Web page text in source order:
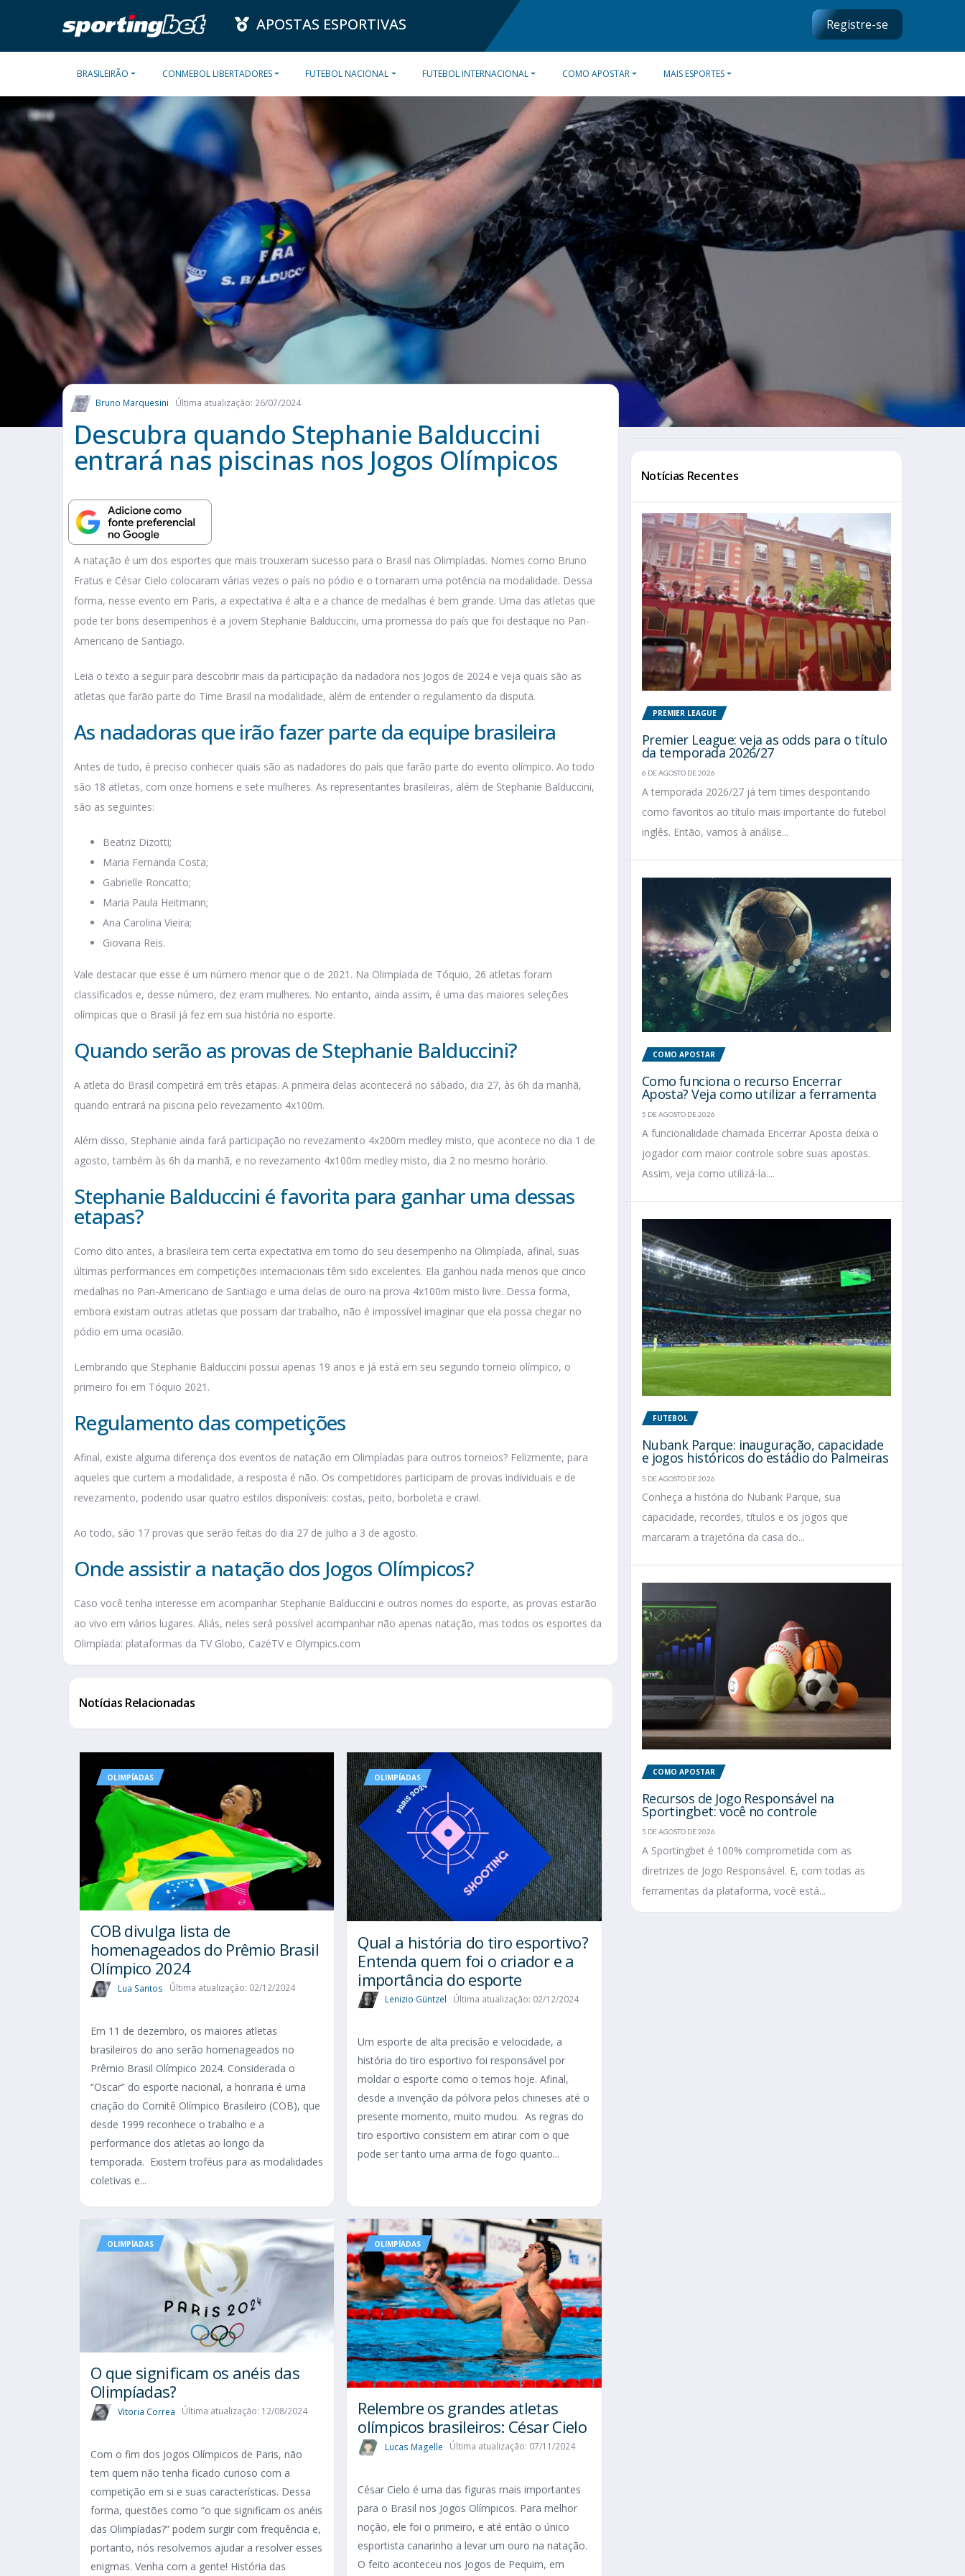
APOSTAS ESPORTIVAS Registre-se
BRASILEIRÃO CONMEBOL LIBERTADORES FUTEBOL NACIONAL FUTEBOL INTERNACIONAL COMO APOSTAR MAIS ESPORTES
Bruno Marquesini Última atualização: 26/07/2024
Descubra quando Stephanie Balduccini
entrará nas piscinas nos Jogos Olímpicos
A natação é um dos esportes que mais trouxeram sucesso para o Brasil nas Olimpíadas. Nomes como Bruno
Fratus e César Cielo colocaram várias vezes o país no pódio e o tornaram uma potência na modalidade. Dessa
forma, nesse evento em Paris, a expectativa é alta e a chance de medalhas é bem grande. Uma das atletas que
pode ter bons desempenhos é a jovem Stephanie Balduccini, uma promessa do país que foi destaque no Pan-
Americano de Santiago.
Leia o texto a seguir para descobrir mais da participação da nadadora nos Jogos de 2024 e veja quais são as
atletas que farão parte do Time Brasil na modalidade, além de entender o regulamento da disputa.
As nadadoras que irão fazer parte da equipe brasileira
Antes de tudo, é preciso conhecer quais são as nadadores do país que farão parte do evento olímpico. Ao todo
são 18 atletas, com onze homens e sete mulheres. As representantes brasileiras, além de Stephanie Balduccini,
são as seguintes:
Beatriz Dizotti;
Maria Fernanda Costa;
Gabrielle Roncatto;
Maria Paula Heitmann;
Ana Carolina Vieira;
Giovana Reis.
Vale destacar que esse é um número menor que o de 2021. Na Olimpíada de Tóquio, 26 atletas foram
classificados e, desse número, dez eram mulheres. No entanto, ainda assim, é uma das maiores seleções
olímpicas que o Brasil já fez em sua história no esporte.
Quando serão as provas de Stephanie Balduccini?
A atleta do Brasil competirá em três etapas. A primeira delas acontecerá no sábado, dia 27, às 6h da manhã,
quando entrará na piscina pelo revezamento 4x100m.
Além disso, Stephanie ainda fará participação no revezamento 4x200m medley misto, que acontece no dia 1 de
agosto, também às 6h da manhã, e no revezamento 4x100m medley misto, dia 2 no mesmo horário.
Stephanie Balduccini é favorita para ganhar uma dessas
etapas?
Como dito antes, a brasileira tem certa expectativa em torno do seu desempenho na Olimpíada, afinal, suas
últimas performances em competições internacionais têm sido excelentes. Ela ganhou nada menos que cinco
medalhas no Pan-Americano de Santiago e uma delas de ouro na prova 4x100m misto livre. Dessa forma,
embora existam outras atletas que possam dar trabalho, não é impossível imaginar que ela possa chegar no
pódio em uma ocasião.
Lembrando que Stephanie Balduccini possui apenas 19 anos e já está em seu segundo torneio olímpico, o
primeiro foi em Tóquio 2021.
Regulamento das competições
Afinal, existe alguma diferença dos eventos de natação em Olimpíadas para outros torneios? Felizmente, para
aqueles que curtem a modalidade, a resposta é não. Os competidores participam de provas individuais e de
revezamento, podendo usar quatro estilos disponíveis: costas, peito, borboleta e crawl.
Ao todo, são 17 provas que serão feitas do dia 27 de julho a 3 de agosto.
Onde assistir a natação dos Jogos Olímpicos?
Caso você tenha interesse em acompanhar Stephanie Balduccini e outros nomes do esporte, as provas estarão
ao vivo em vários lugares. Aliás, neles será possível acompanhar não apenas natação, mas todos os esportes da
Olimpíada: plataformas da TV Globo, CazéTV e Olympics.com
Notícias Relacionadas
OLIMPÍADAS
COB divulga lista de
homenageados do Prêmio Brasil
Olímpico 2024
Lua Santos Última atualização: 02/12/2024
Em 11 de dezembro, os maiores atletas
brasileiros do ano serão homenageados no
Prêmio Brasil Olímpico 2024. Considerada o
“Oscar” do esporte nacional, a honraria é uma
criação do Comitê Olímpico Brasileiro (COB), que
desde 1999 reconhece o trabalho e a
performance dos atletas ao longo da
temporada. Existem troféus para as modalidades
coletivas e...
OLIMPÍADAS
Qual a história do tiro esportivo?
Entenda quem foi o criador e a
importância do esporte
Lenizio Güntzel Última atualização: 02/12/2024
Um esporte de alta precisão e velocidade, a
história do tiro esportivo foi responsável por
moldar o esporte como o temos hoje. Afinal,
desde a invenção da pólvora pelos chineses até o
presente momento, muito mudou. As regras do
tiro esportivo consistem em atirar com o que
pode ser tanto uma arma de fogo quanto...
OLIMPÍADAS
O que significam os anéis das
Olimpíadas?
Vitoria Correa Última atualização: 12/08/2024
Com o fim dos Jogos Olímpicos de Paris, não
tem quem não tenha ficado curioso com a
competição em si e suas características. Dessa
forma, questões como “o que significam os anéis
das Olimpíadas?” podem surgir com frequência e,
portanto, nós resolvemos ajudar a resolver esses
enigmas. Venha com a gente! História das
OLIMPÍADAS
Relembre os grandes atletas
olímpicos brasileiros: César Cielo
Lucas Magelle Última atualização: 07/11/2024
César Cielo é uma das figuras mais importantes
para o Brasil nos Jogos Olímpicos. Para melhor
noção, ele foi o primeiro, e até então o único
esportista canarinho a levar um ouro na natação.
O feito aconteceu nos Jogos de Pequim, em
Notícias Recentes
PREMIER LEAGUE
Premier League: veja as odds para o título
da temporada 2026/27
6 DE AGOSTO DE 2026
A temporada 2026/27 já tem times despontando
como favoritos ao título mais importante do futebol
inglês. Então, vamos à análise...
COMO APOSTAR
Como funciona o recurso Encerrar
Aposta? Veja como utilizar a ferramenta
5 DE AGOSTO DE 2026
A funcionalidade chamada Encerrar Aposta deixa o
jogador com maior controle sobre suas apostas.
Assim, veja como utilizá-la....
FUTEBOL
Nubank Parque: inauguração, capacidade
e jogos históricos do estádio do Palmeiras
5 DE AGOSTO DE 2026
Conheça a história do Nubank Parque, sua
capacidade, recordes, títulos e os jogos que
marcaram a trajetória da casa do...
COMO APOSTAR
Recursos de Jogo Responsável na
Sportingbet: você no controle
5 DE AGOSTO DE 2026
A Sportingbet é 100% comprometida com as
diretrizes de Jogo Responsável. E, com todas as
ferramentas da plataforma, você está...